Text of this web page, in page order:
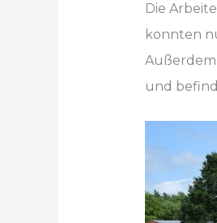
Die
konnten
und